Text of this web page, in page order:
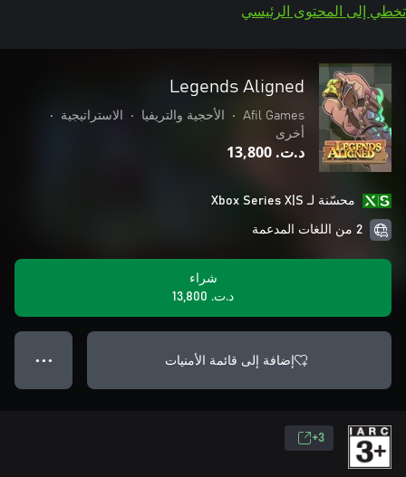
تخطي إلى المحتوى الرئيسي
Legends Aligned
Afil Games
• الأحجية والتريفيا • الاستراتيجية
•
أخرى
د.ت.‏ 13,800
محسّنة لـ Xbox Series X|S
2 من اللغات المدعمة
شراء
د.ت.‏ 13,800
إضافة إلى قائمة الأمنيات ● ● ●
3+